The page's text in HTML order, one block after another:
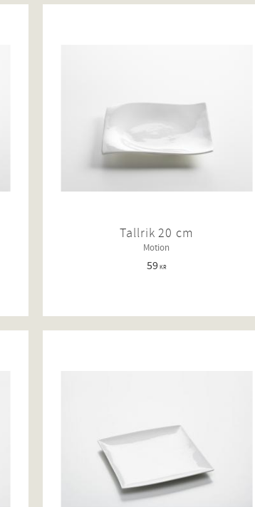
Tallrik 20 cm
Motion
59KR